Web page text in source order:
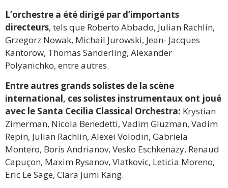
L’orchestre a été dirigé par d’importants
directeurs, tels que Roberto Abbado, Julian Rachlin,
Grzegorz Nowak, Michail Jurowski, Jean- Jacques
Kantorow, Thomas Sanderling, Alexander
Polyanichko, entre autres.
Entre autres grands solistes de la scène
international, ces solistes instrumentaux ont joué
avec le Santa Cecilia Classical Orchestra: Krystian
Zimerman, Nicola Benedetti, Vadim Gluzman, Vadim
Repin, Julian Rachlin, Alexei Volodin, Gabriela
Montero, Boris Andrianov, Vesko Eschkenazy, Renaud
Capuçon, Maxim Rysanov, Vlatkovic, Leticia Moreno,
Eric Le Sage, Clara Jumi Kang.